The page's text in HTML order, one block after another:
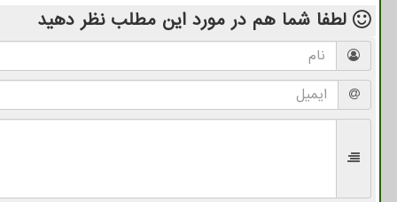
لطفا شما هم در مورد این مطلب نظر دهید